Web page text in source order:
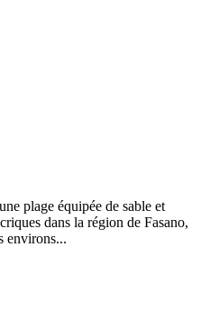
plage équipée de sable et
dans la région de Fasano,
environs...